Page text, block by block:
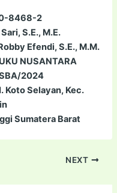
8468-2
S.E., M.E.
Efendi, S.E., M.M.
NUSANTARA
2024
Koto Selayan, Kec.
Sumatera Barat
NEXT